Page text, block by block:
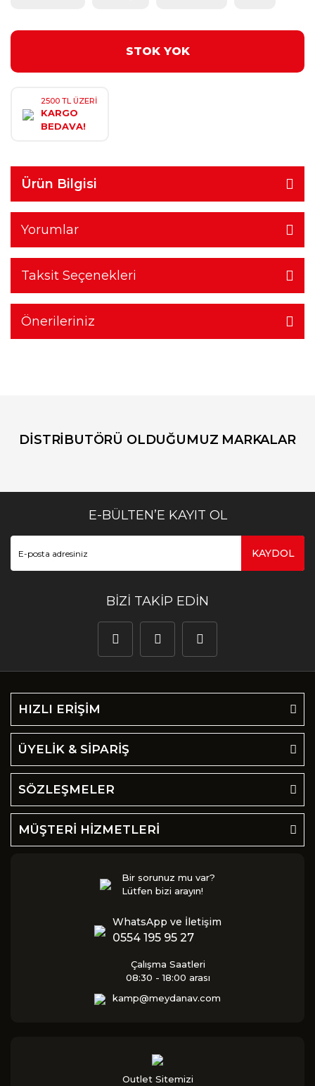
STOK YOK
2500 TL ÜZERİ
KARGO
BEDAVA!
Ürün Bilgisi
Yorumlar
Taksit Seçenekleri
Önerileriniz
DİSTRİBUTÖRÜ OLDUĞUMUZ MARKALAR
E-BÜLTEN’E KAYIT OL
KAYDOL
BİZİ TAKİP EDİN
HIZLI ERİŞİM
ÜYELİK & SİPARİŞ
SÖZLEŞMELER
MÜŞTERİ HİZMETLERİ
Bir sorunuz mu var?
Lütfen bizi arayın!
WhatsApp ve İletişim
0554 195 95 27
Çalışma Saatleri
08:30 - 18:00 arası
kamp@meydanav.com
Outlet Sitemizi